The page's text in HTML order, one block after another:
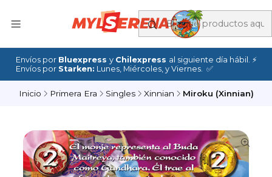
Envíos por Bluexpress y Chilexpress al siguiente día hábil. ⚡
Envíos por Starken: Lunes, Miércoles, y Viernes. ✅
Inicio Primera Era Singles Xinnian Miroku (Xinnian)